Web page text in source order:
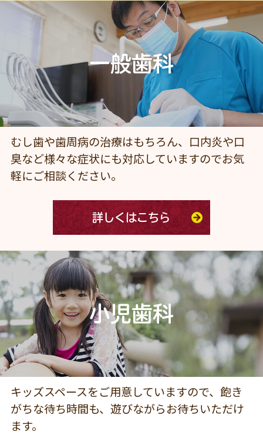
一般歯科
むし歯や歯周病の治療はもちろん、口内炎や口
臭など様々な症状にも対応していますのでお気
軽にご相談ください。
詳しくはこちら
小児歯科
キッズスペースをご用意していますので、飽き
がちな待ち時間も、遊びながらお待ちいただけ
ます。